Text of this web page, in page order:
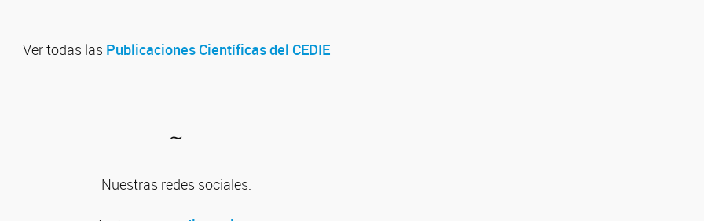
Ver todas las Publicaciones Científicas del CEDIE
∼
Nuestras redes sociales: